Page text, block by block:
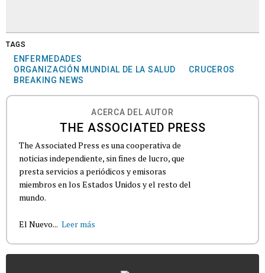
TAGS
ENFERMEDADES
ORGANIZACIÓN MUNDIAL DE LA SALUD
CRUCEROS
BREAKING NEWS
ACERCA DEL AUTOR
THE ASSOCIATED PRESS
The Associated Press es una cooperativa de
noticias independiente, sin fines de lucro, que
presta servicios a periódicos y emisoras
miembros en los Estados Unidos y el resto del
mundo.
El Nuevo... Leer más